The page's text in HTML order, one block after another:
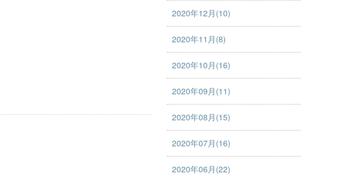
2020年12月(10)
2020年11月(8)
2020年10月(16)
2020年09月(11)
2020年08月(15)
2020年07月(16)
2020年06月(22)